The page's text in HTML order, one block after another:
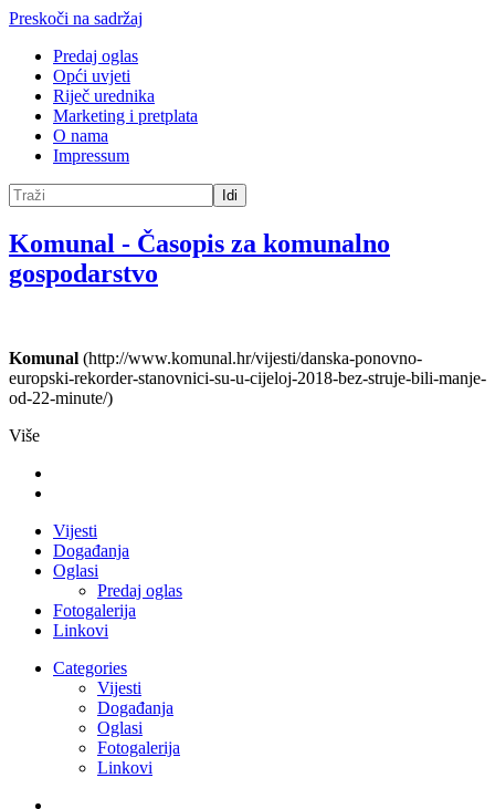
Preskoči na sadržaj
Predaj oglas
Opći uvjeti
Riječ urednika
Marketing i pretplata
O nama
Impressum
Idi
Komunal - Časopis za komunalno
gospodarstvo
Komunal (http://www.komunal.hr/vijesti/danska-ponovno-
europski-rekorder-stanovnici-su-u-cijeloj-2018-bez-struje-bili-manje-
od-22-minute/)
Više
Vijesti
Događanja
Oglasi
Predaj oglas
Fotogalerija
Linkovi
Categories
Vijesti
Događanja
Oglasi
Fotogalerija
Linkovi